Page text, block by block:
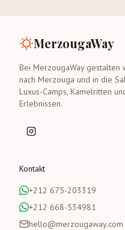
MerzougaWay
Bei MerzougaWay
nach Merzouga und in die
Luxus-Camps, Kamelritten
Erlebnissen.
Kontakt
+212 675-203319
+212 668-534981
hello@merzougaway.com